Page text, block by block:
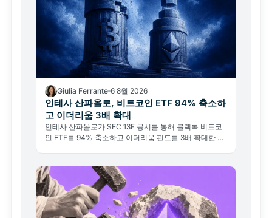
Giulia Ferrante 6 8월 2026
인테사 산파올로, 비트코인 ETF 94% 축소하
고 이더리움 3배 확대
인테사 산파올로가 SEC 13F 공시를 통해 블랙록 비트코
인 ETF를 94% 축소하고 이더리움 펀드를 3배 확대한 사